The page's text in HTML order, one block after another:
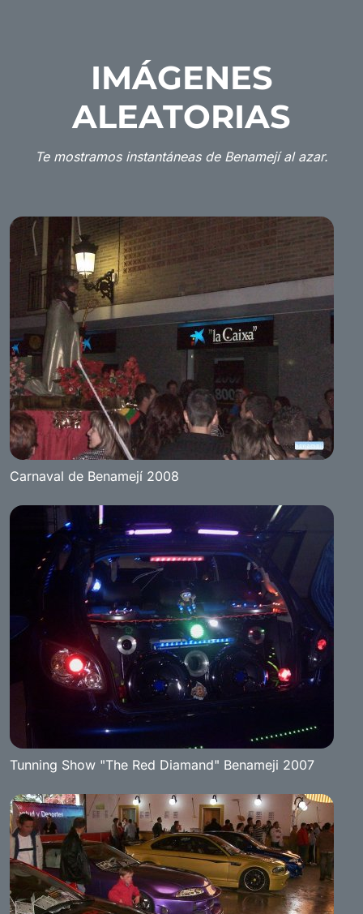
IMÁGENES
ALEATORIAS
Te mostramos instantáneas de Benamejí al azar.
Carnaval de Benamejí 2008
Tunning Show "The Red Diamand" Benameji 2007